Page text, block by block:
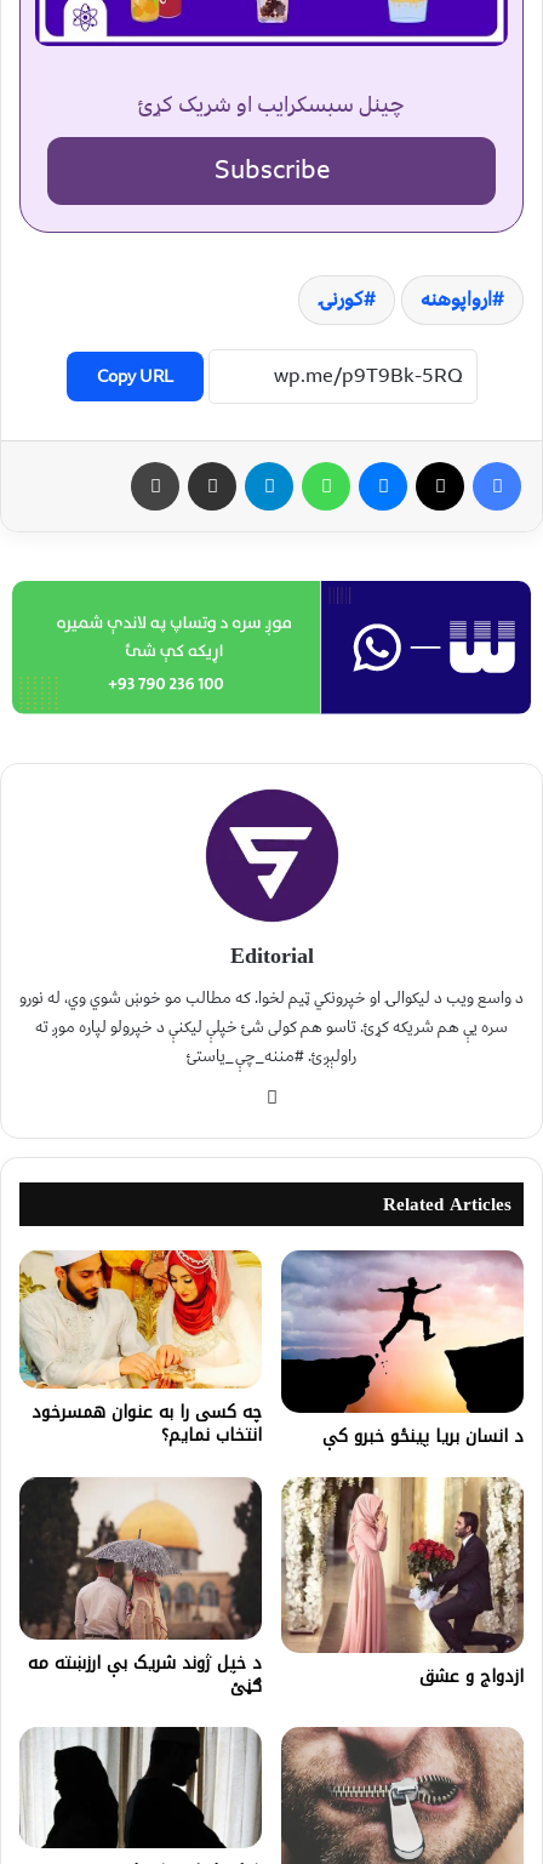
چینل سبسکرایب او شریک کړئ
Subscribe
ارواپوهنه کورنۍ
Copy URL
Editorial
د واسع ویب د لیکوالۍ او خپرونکي ټیم لخوا. که مطالب مو خوښ شوي وي، له نورو
سره یې هم شریکه کړئ. تاسو هم کولی شئ خپلې لیکنې د خپرولو لپاره موږ ته
راولېږئ. #مننه_چې_یاستئ
Related Articles
د‌ انسان بريا پينځو خبرو کې
چه کسی را به عنوان همسرخود
انتخاب نمایم؟
ازدواج و عشق د خپل ژوند شریک بې ارزښته مه
ګڼئ